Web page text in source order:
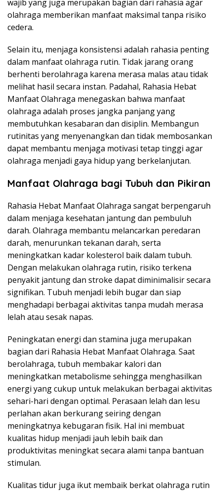
wajib yang juga merupakan bagian dari rahasia agar
olahraga memberikan manfaat maksimal tanpa risiko
cedera.
Selain itu, menjaga konsistensi adalah rahasia penting
dalam manfaat olahraga rutin. Tidak jarang orang
berhenti berolahraga karena merasa malas atau tidak
melihat hasil secara instan. Padahal, Rahasia Hebat
Manfaat Olahraga menegaskan bahwa manfaat
olahraga adalah proses jangka panjang yang
membutuhkan kesabaran dan disiplin. Membangun
rutinitas yang menyenangkan dan tidak membosankan
dapat membantu menjaga motivasi tetap tinggi agar
olahraga menjadi gaya hidup yang berkelanjutan.
Manfaat Olahraga bagi Tubuh dan Pikiran
Rahasia Hebat Manfaat Olahraga sangat berpengaruh
dalam menjaga kesehatan jantung dan pembuluh
darah. Olahraga membantu melancarkan peredaran
darah, menurunkan tekanan darah, serta
meningkatkan kadar kolesterol baik dalam tubuh.
Dengan melakukan olahraga rutin, risiko terkena
penyakit jantung dan stroke dapat diminimalisir secara
signifikan. Tubuh menjadi lebih bugar dan siap
menghadapi berbagai aktivitas tanpa mudah merasa
lelah atau sesak napas.
Peningkatan energi dan stamina juga merupakan
bagian dari Rahasia Hebat Manfaat Olahraga. Saat
berolahraga, tubuh membakar kalori dan
meningkatkan metabolisme sehingga menghasilkan
energi yang cukup untuk melakukan berbagai aktivitas
sehari-hari dengan optimal. Perasaan lelah dan lesu
perlahan akan berkurang seiring dengan
meningkatnya kebugaran fisik. Hal ini membuat
kualitas hidup menjadi jauh lebih baik dan
produktivitas meningkat secara alami tanpa bantuan
stimulan.
Kualitas tidur juga ikut membaik berkat olahraga rutin